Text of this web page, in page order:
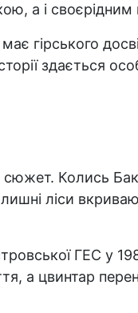
а і
гірського
здається
Колись
ліси
ГЕС
а цвинтар